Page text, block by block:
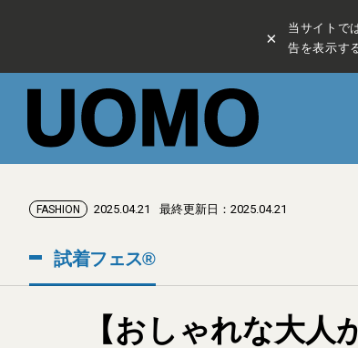
×
当サイトで
告を表示す
FASHION 2025.04.21 最終更新日：2025.04.21
試着フェス®︎
【おしゃれな大